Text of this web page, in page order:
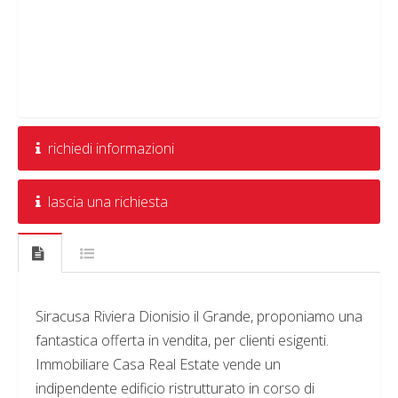
richiedi informazioni
lascia una richiesta
Siracusa Riviera Dionisio il Grande, proponiamo una
fantastica offerta in vendita, per clienti esigenti.
Immobiliare Casa Real Estate vende un
indipendente edificio ristrutturato in corso di